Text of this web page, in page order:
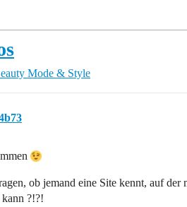
Mode & Style
ob jemand eine Site kennt, auf der
kann ?!?!